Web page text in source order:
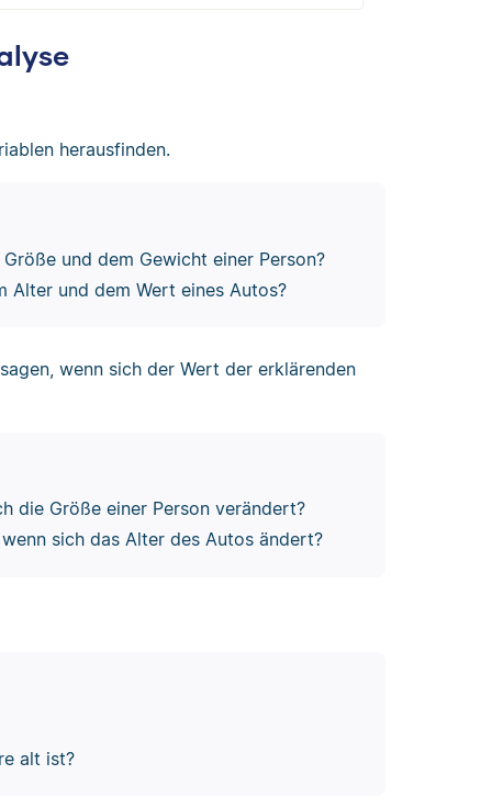
herausfinden.
und dem Gewicht einer Person?
Alter und dem Wert eines Autos?
wenn sich der Wert der erklärenden
die Größe einer Person verändert?
sich das Alter des Autos ändert?
alt ist?